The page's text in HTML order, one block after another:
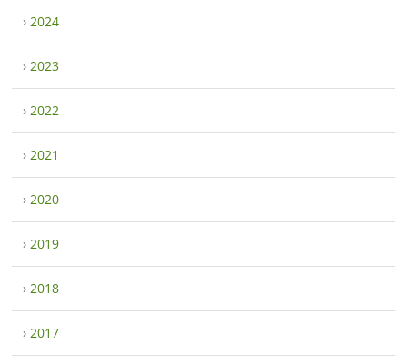
›2024
›2023
›2022
›2021
›2020
›2019
›2018
›2017